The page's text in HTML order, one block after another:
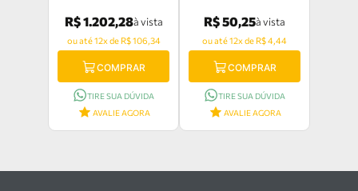
R$ 1.202,28à vista
ou até 12x de R$ 106,34
COMPRAR
TIRE SUA DÚVIDA
AVALIE AGORA
R$ 50,25à vista
ou até 12x de R$ 4,44
COMPRAR
TIRE SUA DÚVIDA
AVALIE AGORA